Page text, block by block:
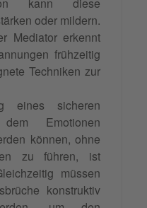
kann diese
oder mildern.
Mediator erkennt
frühzeitig
Techniken zur
eines sicheren
Emotionen
können, ohne
zu führen, ist
müssen
konstruktiv